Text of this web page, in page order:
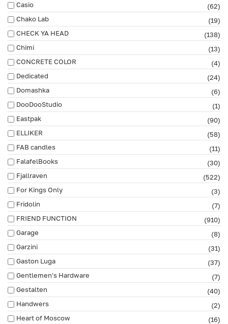
Casio
(62)
Chako Lab
(19)
CHECK YA HEAD
(138)
Chimi
(13)
CONCRETE COLOR
(4)
Dedicated
(24)
Domashka
(6)
DooDooStudio
(1)
Eastpak
(90)
ELLIKER
(58)
FAB сandles
(11)
FalafelBooks
(30)
Fjallraven
(522)
For Kings Only
(3)
Fridolin
(7)
FRIEND FUNCTION
(910)
Garage
(8)
Garzini
(31)
Gaston Luga
(37)
Gentlemen's Hardware
(7)
Gestalten
(40)
Handwers
(2)
Heart of Moscow
(16)